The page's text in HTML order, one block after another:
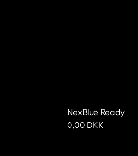
NexBlue Ready
Ordinarie
0,00 DKK